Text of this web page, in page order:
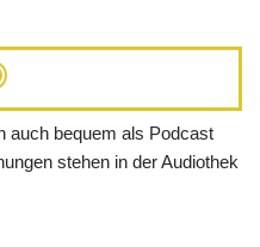
auch bequem als Podcast
stehen in der Audiothek